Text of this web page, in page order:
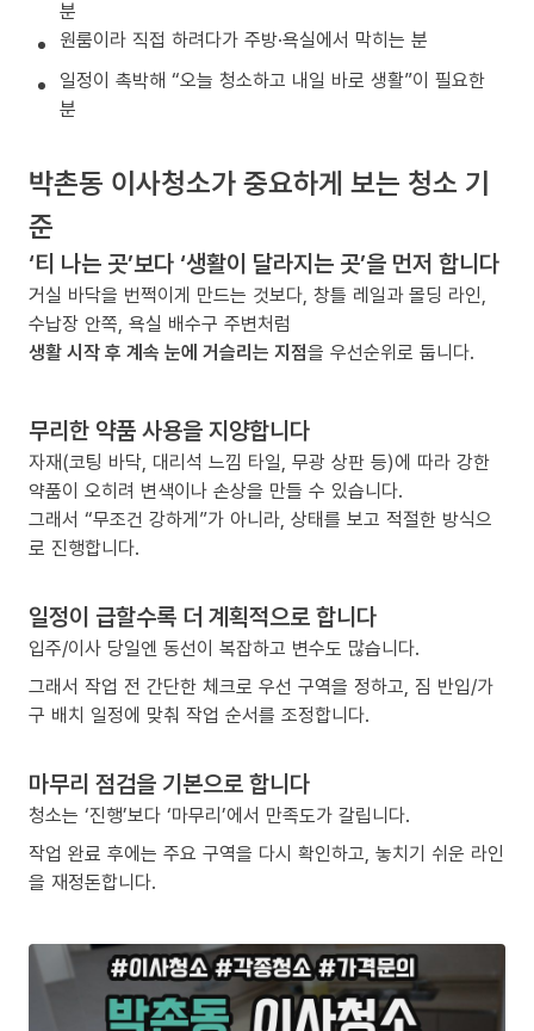
분
원룸이라 직접 하려다가 주방·욕실에서 막히는 분
일정이 촉박해 “오늘 청소하고 내일 바로 생활”이 필요한
분
박촌동 이사청소가 중요하게 보는 청소 기
준
‘티 나는 곳’보다 ‘생활이 달라지는 곳’을 먼저 합니다
거실 바닥을 번쩍이게 만드는 것보다, 창틀 레일과 몰딩 라인,
수납장 안쪽, 욕실 배수구 주변처럼
생활 시작 후 계속 눈에 거슬리는 지점을 우선순위로 둡니다.
무리한 약품 사용을 지양합니다
자재(코팅 바닥, 대리석 느낌 타일, 무광 상판 등)에 따라 강한
약품이 오히려 변색이나 손상을 만들 수 있습니다.
그래서 “무조건 강하게”가 아니라, 상태를 보고 적절한 방식으
로 진행합니다.
일정이 급할수록 더 계획적으로 합니다
입주/이사 당일엔 동선이 복잡하고 변수도 많습니다.
그래서 작업 전 간단한 체크로 우선 구역을 정하고, 짐 반입/가
구 배치 일정에 맞춰 작업 순서를 조정합니다.
마무리 점검을 기본으로 합니다
청소는 ‘진행’보다 ‘마무리’에서 만족도가 갈립니다.
작업 완료 후에는 주요 구역을 다시 확인하고, 놓치기 쉬운 라인
을 재정돈합니다.